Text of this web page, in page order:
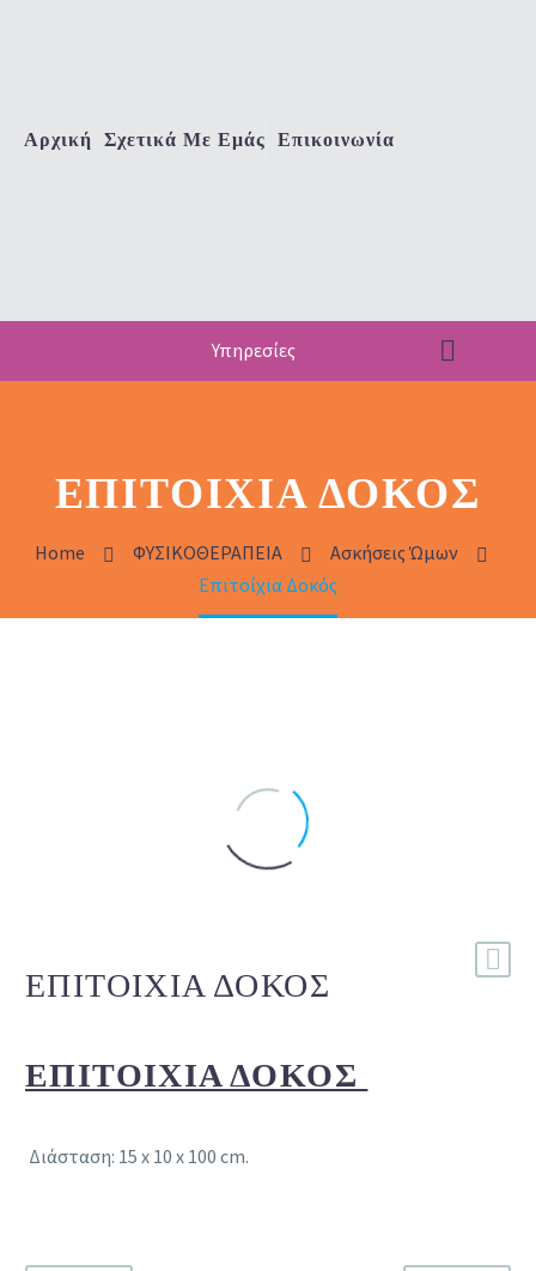
Αρχική Σχετικά Με Εμάς Επικοινωνία
Υπηρεσίες
EΠΙΤΟΊΧΙΑ ΔΟΚΌΣ
Home ΦΥΣΙΚΟΘΕΡΑΠΕΙΑ
Ασκήσεις Ώμων
Eπιτοίχια Δοκός
EΠΙΤΟΊΧΙΑ ΔΟΚΌΣ
EΠΙΤΟΊΧΙΑ ΔΟΚΌΣ
Διάσταση: 15 x 10 x 100 cm.